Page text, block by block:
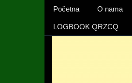
Početna O nama
LOGBOOK QRZCQ